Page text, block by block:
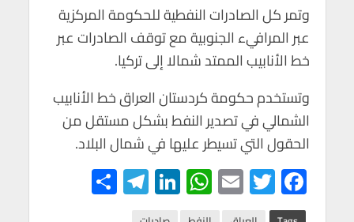
وتمر كل الصادرات النفطية للحكومة المركزية
عبر المرافيء الجنوبية مع توقف الصادرات عبر
خط الأنابيب الممتد شمالا إلى تركيا.
وتستخدم حكومة كردستان العراق خط الأنابيب
الشمالي في تصدير النفط بشكل مستقل من
الحقول التي تسيطر عليها في شمال البلاد.
F
ac
T
wi
E
m
W
h
Li
n
Te
le